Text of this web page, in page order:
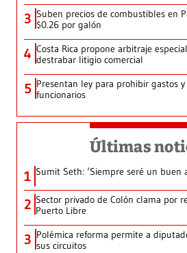
3 Suben precios de combustibles en
$0.26 por galón
4 Costa Rica propone arbitraje
destrabar litigio comercial
5 Presentan ley para prohibir gastos
funcionarios
Últimas
1 Sumit Seth: ‘Siempre seré un buen
2 Sector privado de Colón clama por
Puerto Libre
3 Polémica reforma permite a
sus circuitos